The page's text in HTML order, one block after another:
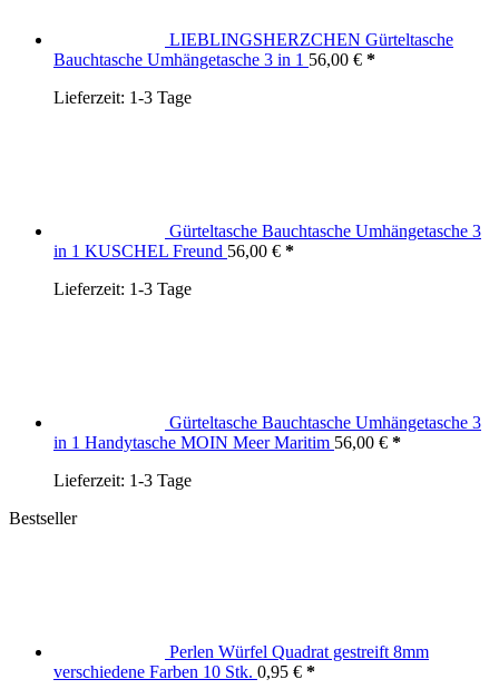
LIEBLINGSHERZCHEN Gürteltasche
Bauchtasche Umhängetasche 3 in 1 56,00 €
Lieferzeit: 1-3 Tage
Gürteltasche Bauchtasche Umhängetasche 3
in 1 KUSCHEL Freund 56,00 €
Lieferzeit: 1-3 Tage
Gürteltasche Bauchtasche Umhängetasche 3
in 1 Handytasche MOIN Meer Maritim 56,00 €
Lieferzeit: 1-3 Tage
Bestseller
Perlen Würfel Quadrat gestreift 8mm
verschiedene Farben 10 Stk. 0,95 €